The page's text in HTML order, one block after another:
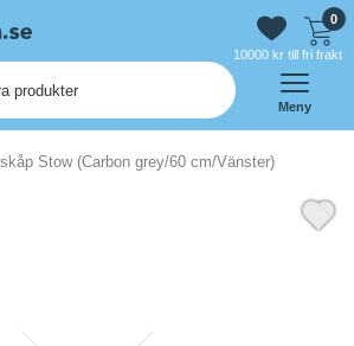
0
10000 kr till fri frakt
Meny
Stow (Carbon grey/60 cm/Vänster)